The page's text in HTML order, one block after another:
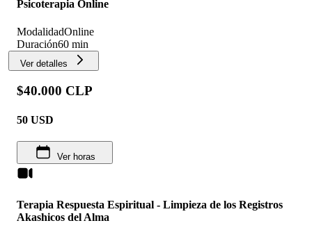
Psicoterapia Online
ModalidadOnline
Duración60 min
Ver detalles
$40.000 CLP
50 USD
Ver horas
Terapia Respuesta Espiritual - Limpieza de los Registros
Akashicos del Alma